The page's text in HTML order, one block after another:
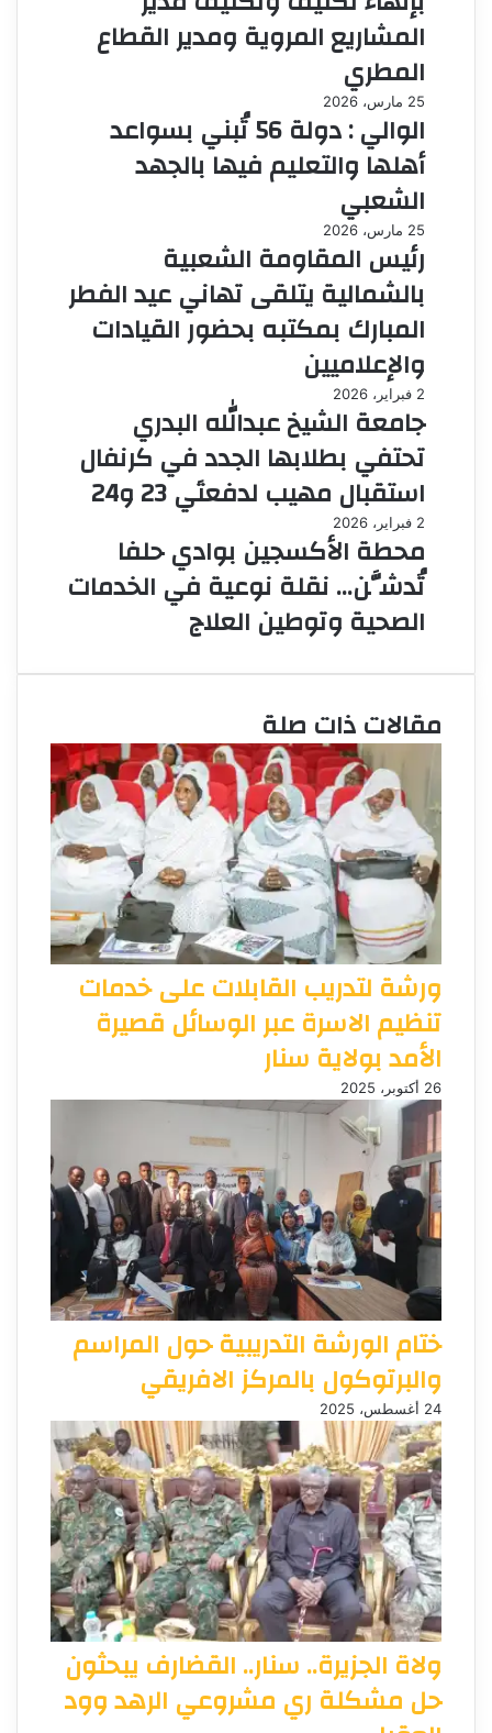
المشاريع المروية ومدير القطاع
المطري
25 مارس، 2026
الوالي : دولة 56 تُبني بسواعد
أهلها والتعليم فيها بالجهد
الشعبي
25 مارس، 2026
رئيس المقاومة الشعبية
بالشمالية يتلقى تهاني عيد الفطر
المبارك بمكتبه بحضور القيادات
والإعلاميين
2 فبراير، 2026
جامعة الشيخ عبدالله البدري
تحتفي بطلابها الجدد في كرنفال
استقبال مهيب لدفعتَي 23 و24
2 فبراير، 2026
محطة الأكسجين بوادي حلفا
تُدشَّن… نقلة نوعية في الخدمات
الصحية وتوطين العلاج
مقالات ذات صلة
ورشة لتدريب القابلات على خدمات
تنظيم الاسرة عبر الوسائل قصيرة
الأمد بولاية سنار
26 أكتوبر، 2025
ختام الورشة التدريبية حول المراسم
والبرتوكول بالمركز الافريقي
24 أغسطس، 2025
ولاة الجزيرة.. سنار.. القضارف يبحثون
حل مشكلة ري مشروعي الرهد وود